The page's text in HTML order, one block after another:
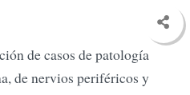
de casos de patología
de nervios periféricos y